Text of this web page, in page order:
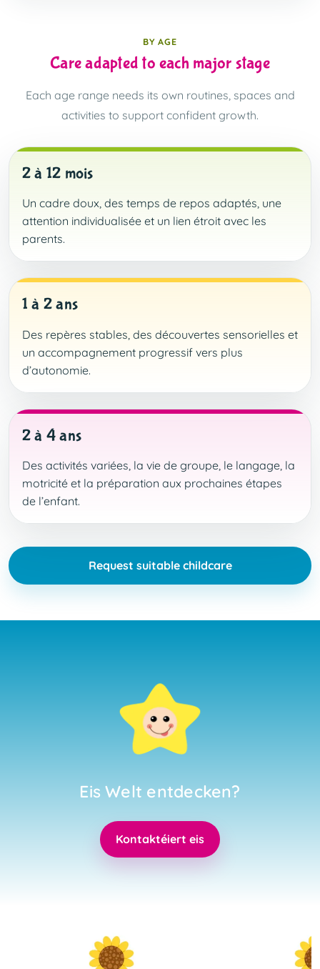
BY AGE
Care adapted to each major stage
Each age range needs its own routines, spaces and
activities to support confident growth.
2 à 12 mois
Un cadre doux, des temps de repos adaptés, une
attention individualisée et un lien étroit avec les
parents.
1 à 2 ans
Des repères stables, des découvertes sensorielles et
un accompagnement progressif vers plus
d’autonomie.
2 à 4 ans
Des activités variées, la vie de groupe, le langage, la
motricité et la préparation aux prochaines étapes
de l’enfant.
Request suitable childcare
Eis Welt entdecken?
Kontaktéiert eis